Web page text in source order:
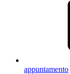
appuntamento